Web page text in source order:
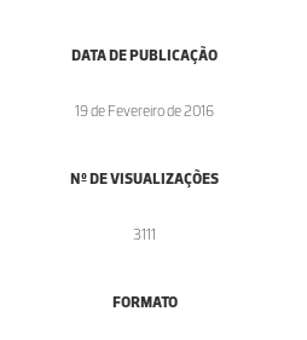
DATA DE PUBLICAÇÃO
19 de Fevereiro de 2016
Nº DE VISUALIZAÇÕES
3111
FORMATO